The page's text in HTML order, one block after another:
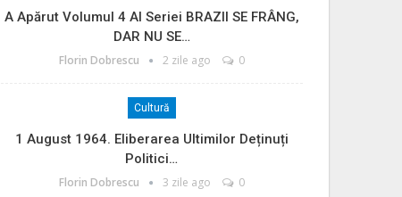
A Apărut Volumul 4 Al Seriei BRAZII SE FRÂNG,
DAR NU SE…
Florin Dobrescu 2 zile ago 0
Cultură
1 August 1964. Eliberarea Ultimilor Deținuți
Politici…
Florin Dobrescu 3 zile ago 0